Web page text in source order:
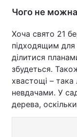
Чого не можна
Хоча свято 21
підходящим
ділитися
збудеться.
хвастощі –
невдачами. У
дерева,